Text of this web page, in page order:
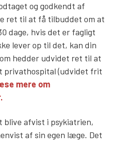
og godkendt af
ret til at få tilbuddet om at
dage, hvis det er fagligt
lever op til det, kan din
hedder udvidet ret til at
privathospital (udvidet frit
mere om
blive afvist i psykiatrien,
af sin egen læge. Det